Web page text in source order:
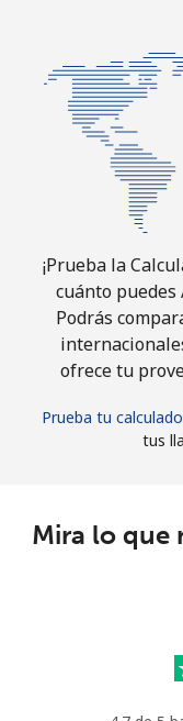
¡Prueba la
cuánto puedes
Podrás
ofrece tu
Prueba tu
tus
Mira lo que